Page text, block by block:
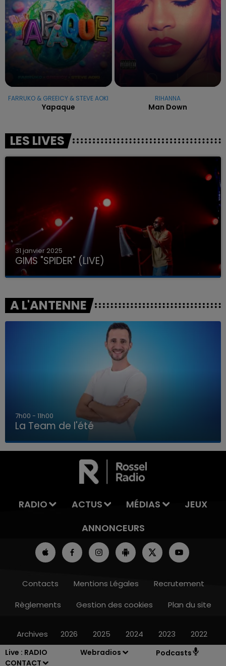
Live : RADIO
CONTACT
Webradios Podcasts
LA TEAM DE L'ÉTÉ
FARRUKO & GREEICY & STEVE AOKI
Yapaque
RIHANNA
Man Down
LES LIVES
31 janvier 2025
GIMS "SPIDER" (LIVE)
A L'ANTENNE
7h00 - 11h00
La Team de l'été
RADIO ACTUS MÉDIAS
JEUX
ANNONCEURS
Contacts Mentions Légales
Recrutement
Règlements
Gestion des cookies Plan du site
Archives 2026 2025 2024 2023 2022